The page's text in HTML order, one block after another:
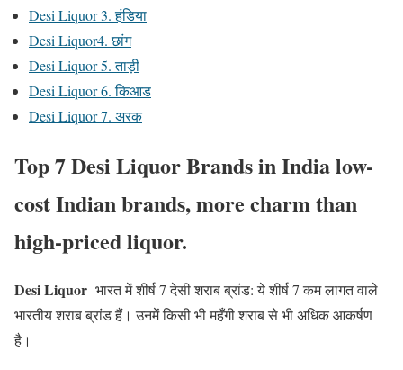
Desi Liquor 3. हंडिया
Desi Liquor4. छांग
Desi Liquor 5. ताड़ी
Desi Liquor 6. किआड
Desi Liquor 7. अरक
Top 7 Desi Liquor Brands in India low-
cost Indian brands, more charm than
high-priced liquor.
Desi Liquor भारत में शीर्ष 7 देसी शराब ब्रांड: ये शीर्ष 7 कम लागत वाले
भारतीय शराब ब्रांड हैं। उनमें किसी भी महँगी शराब से भी अधिक आकर्षण
है।